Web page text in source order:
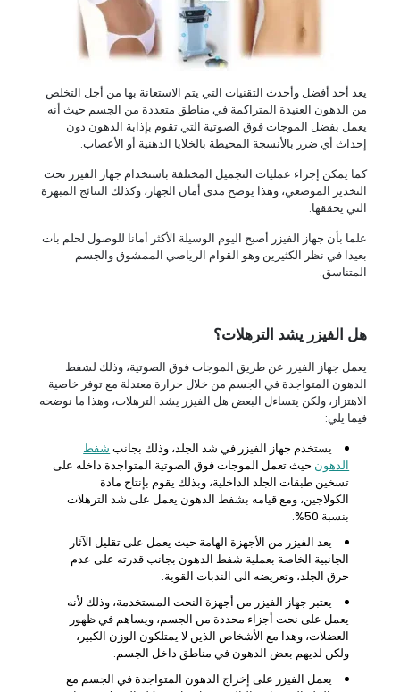
يعد أحد أفضل وأحدث التقنيات التي يتم الاستعانة بها من أجل التخلص
من الدهون العنيدة المتراكمة في مناطق متعددة من الجسم حيث أنه
يعمل بفضل الموجات فوق الصوتية التي تقوم بإذابة الدهون دون
إحداث أي ضرر بالأنسجة المحيطة بالخلايا الدهنية أو الأعصاب.
كما يمكن إجراء عمليات التجميل المختلفة باستخدام جهاز الفيزر تحت
التخدير الموضعي، وهذا يوضح مدى أمان الجهاز، وكذلك النتائج المبهرة
التي يحققها.
علما بأن جهاز الفيزر أصبح اليوم الوسيلة الأكثر أمانا للوصول لحلم بات
بعيدا في نظر الكثيرين وهو القوام الرياضي الممشوق والجسم
المتناسق.
هل الفيزر يشد الترهلات؟
يعمل جهاز الفيزر عن طريق الموجات فوق الصوتية، وذلك لشفط
الدهون المتواجدة في الجسم من خلال حرارة معتدلة مع توفر خاصية
الاهتزاز، ولكن يتساءل البعض هل الفيزر يشد الترهلات، وهذا ما نوضحه
فيما يلي:
يستخدم جهاز الفيزر في شد الجلد، وذلك بجانب شفط
الدهون حيث تعمل الموجات فوق الصوتية المتواجدة داخله على
تسخين طبقات الجلد الداخلية، وبذلك يقوم بإنتاج مادة
الكولاجين، ومع قيامه بشفط الدهون يعمل على شد الترهلات
بنسبة 50%.
يعد الفيزر من الأجهزة الهامة حيث يعمل على تقليل الآثار
الجانبية الخاصة بعملية شفط الدهون بجانب قدرته على عدم
حرق الجلد، وتعريضه الى الندبات القوية.
يعتبر جهاز الفيزر من أجهزة النحت المستخدمة، وذلك لأنه
يعمل على نحت أجزاء محددة من الجسم، ويساهم في ظهور
العضلات، وهذا مع الأشخاص الذين لا يمتلكون الوزن الكبير،
ولكن لديهم بعض الدهون في مناطق داخل الجسم.
يعمل الفيزر على إخراج الدهون المتواجدة في الجسم مع